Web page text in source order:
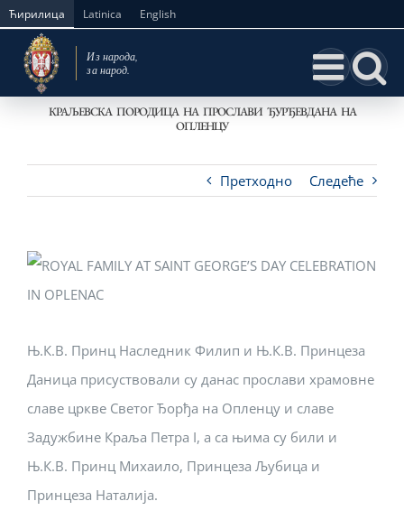
Skip
content
Ћирилица Latinica English
КРАЉЕВСКА ПОРОДИЦА НА ПРОСЛАВИ ЂУРЂЕВДАНА НА
ОПЛЕНЦУ
Претходно Следеће
Њ.К.В. Принц Наследник Филип и Њ.К.В. Принцеза
Даница присуствовали су данас прослави храмовне
славе цркве Светог Ђорђа на Опленцу и славе
Задужбине Краља Петра I, а са њима су били и
Њ.К.В. Принц Михаило, Принцеза Љубица и
Принцеза Наталија.